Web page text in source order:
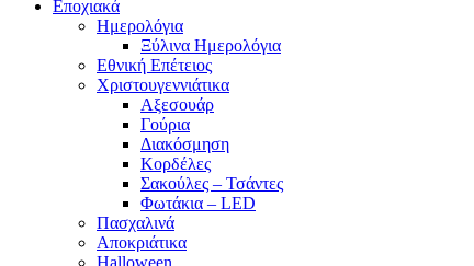
Εποχιακά
Ημερολόγια
Ξύλινα Ημερολόγια
Εθνική Επέτειος
Χριστουγεννιάτικα
Αξεσουάρ
Γούρια
Διακόσμηση
Κορδέλες
Σακούλες – Τσάντες
Φωτάκια – LED
Πασχαλινά
Αποκριάτικα
Halloween